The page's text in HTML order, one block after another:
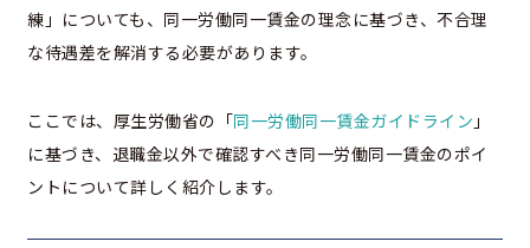
練」についても、同一労働同一賃金の理念に基づき、不合理
な待遇差を解消する必要があります。
ここでは、厚生労働省の「同一労働同一賃金ガイドライン 」
に基づき、退職金以外で確認すべき同一労働同一賃金のポイ
ントについて詳しく紹介します。